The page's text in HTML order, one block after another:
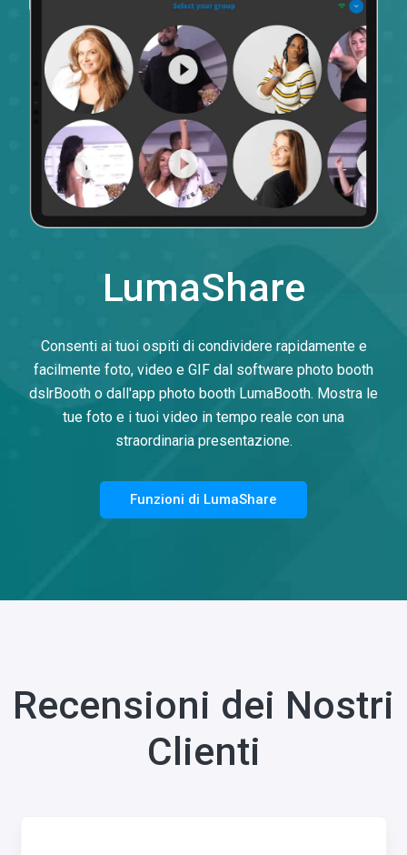
LumaShare
Consenti ai tuoi ospiti di condividere rapidamente e
facilmente foto, video e GIF dal software photo booth
dslrBooth o dall'app photo booth LumaBooth. Mostra le
tue foto e i tuoi video in tempo reale con una
straordinaria presentazione.
Funzioni di LumaShare
Recensioni dei Nostri
Clienti